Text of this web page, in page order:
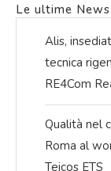
Le ultime News
Alis,
tecnica
RE4Com
Qualità nel
Roma al
Teicos ETS